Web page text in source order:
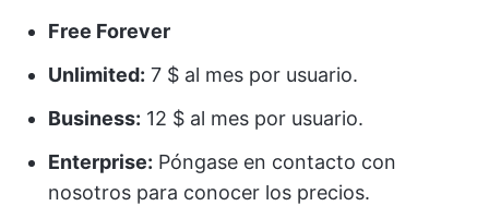
Free Forever
Unlimited: 7 $ al mes por usuario.
Business: 12 $ al mes por usuario.
Enterprise: Póngase en contacto con
nosotros para conocer los precios.